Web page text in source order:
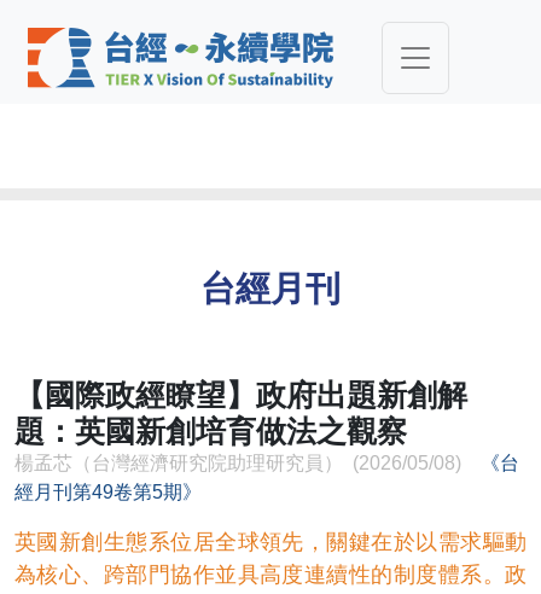
台經月刊
【國際政經瞭望】政府出題新創解
題：英國新創培育做法之觀察
楊孟芯（台灣經濟研究院助理研究員） (2026/05/08)
《台
經月刊第49卷第5期》
英國新創生態系位居全球領先，關鍵在於以需求驅動
為核心、跨部門協作並具高度連續性的制度體系。政